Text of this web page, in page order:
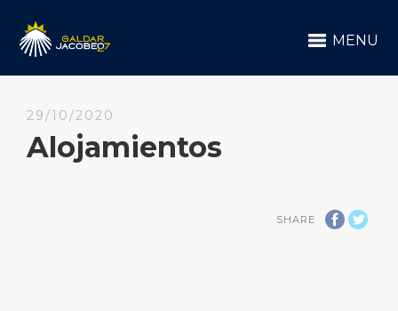
MENU
29/10/2020
Alojamientos
SHARE